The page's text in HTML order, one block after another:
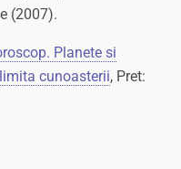
(2007).
Planete si
cunoasterii, Pret: